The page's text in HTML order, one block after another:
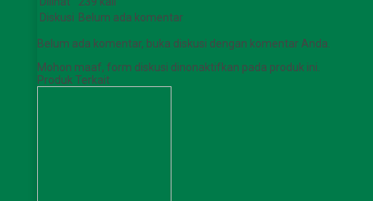
Diskusi Belum ada komentar
Belum ada komentar, buka diskusi dengan komentar Anda.
Mohon maaf, form diskusi dinonaktifkan pada produk ini.
Produk Terkait